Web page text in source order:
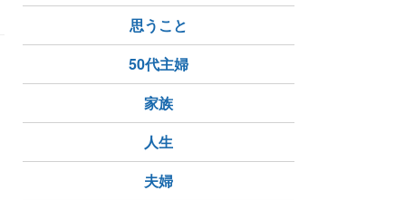
フェイスマスク
思うこと
50代主婦
家族
人生
夫婦